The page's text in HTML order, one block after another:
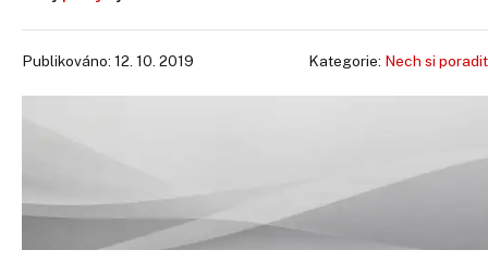
Publikováno: 12. 10. 2019 Kategorie: Nech si poradit